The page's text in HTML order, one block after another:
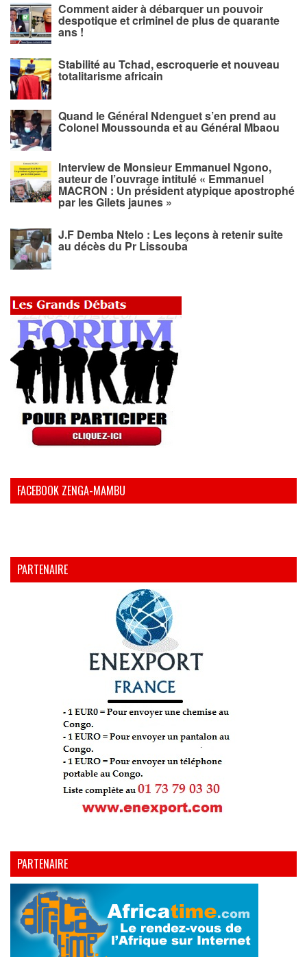
Comment aider à débarquer un pouvoir
despotique et criminel de plus de quarante
ans !
Stabilité au Tchad, escroquerie et nouveau
totalitarisme africain
Quand le Général Ndenguet s’en prend au
Colonel Moussounda et au Général Mbaou
Interview de Monsieur Emmanuel Ngono,
auteur de l’ouvrage intitulé « Emmanuel
MACRON : Un président atypique apostrophé
par les Gilets jaunes »
J.F Demba Ntelo : Les leçons à retenir suite
au décès du Pr Lissouba
FACEBOOK ZENGA-MAMBU
PARTENAIRE
PARTENAIRE